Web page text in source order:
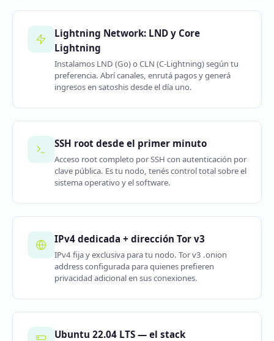
Lightning Network: LND y Core
Lightning
Instalamos LND (Go) o CLN (C-Lightning) según tu
preferencia. Abrí canales, enrutá pagos y generá
ingresos en satoshis desde el día uno.
SSH root desde el primer minuto
Acceso root completo por SSH con autenticación por
clave pública. Es tu nodo, tenés control total sobre el
sistema operativo y el software.
IPv4 dedicada + dirección Tor v3
IPv4 fija y exclusiva para tu nodo. Tor v3 .onion
address configurada para quienes prefieren
privacidad adicional en sus conexiones.
Ubuntu 22.04 LTS — el stack